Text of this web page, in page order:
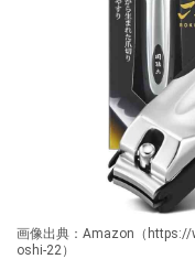
画像出典：Amazon（
oshi-22）